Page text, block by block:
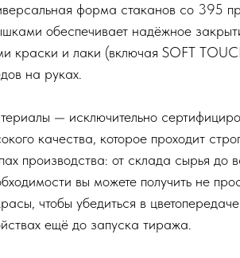
форма стаканов со 395
обеспечивает надёжное
краски и лаки (включая SOFT
на руках.
— исключительно
качества, которое проходит
производства: от склада сырья до
вы можете получить не
чтобы убедиться в
ещё до запуска тиража.